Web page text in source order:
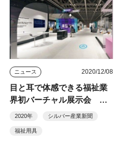
ニュース 2020/12/08
目と耳で体感できる福祉業
界初バーチャル展示会 出
展者募集中
2020年 シルバー産業新聞
福祉用具